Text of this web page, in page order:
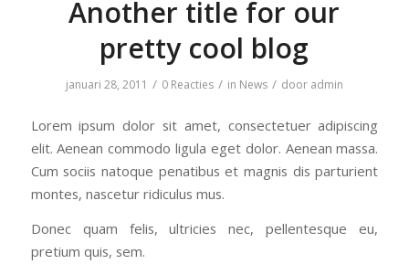
Another title for our
pretty cool blog
januari 28, 2011 / 0 Reacties / in News / door admin
Lorem ipsum dolor sit amet, consectetuer adipiscing
elit. Aenean commodo ligula eget dolor. Aenean massa.
Cum sociis natoque penatibus et magnis dis parturient
montes, nascetur ridiculus mus.
Donec quam felis, ultricies nec, pellentesque eu,
pretium quis, sem.